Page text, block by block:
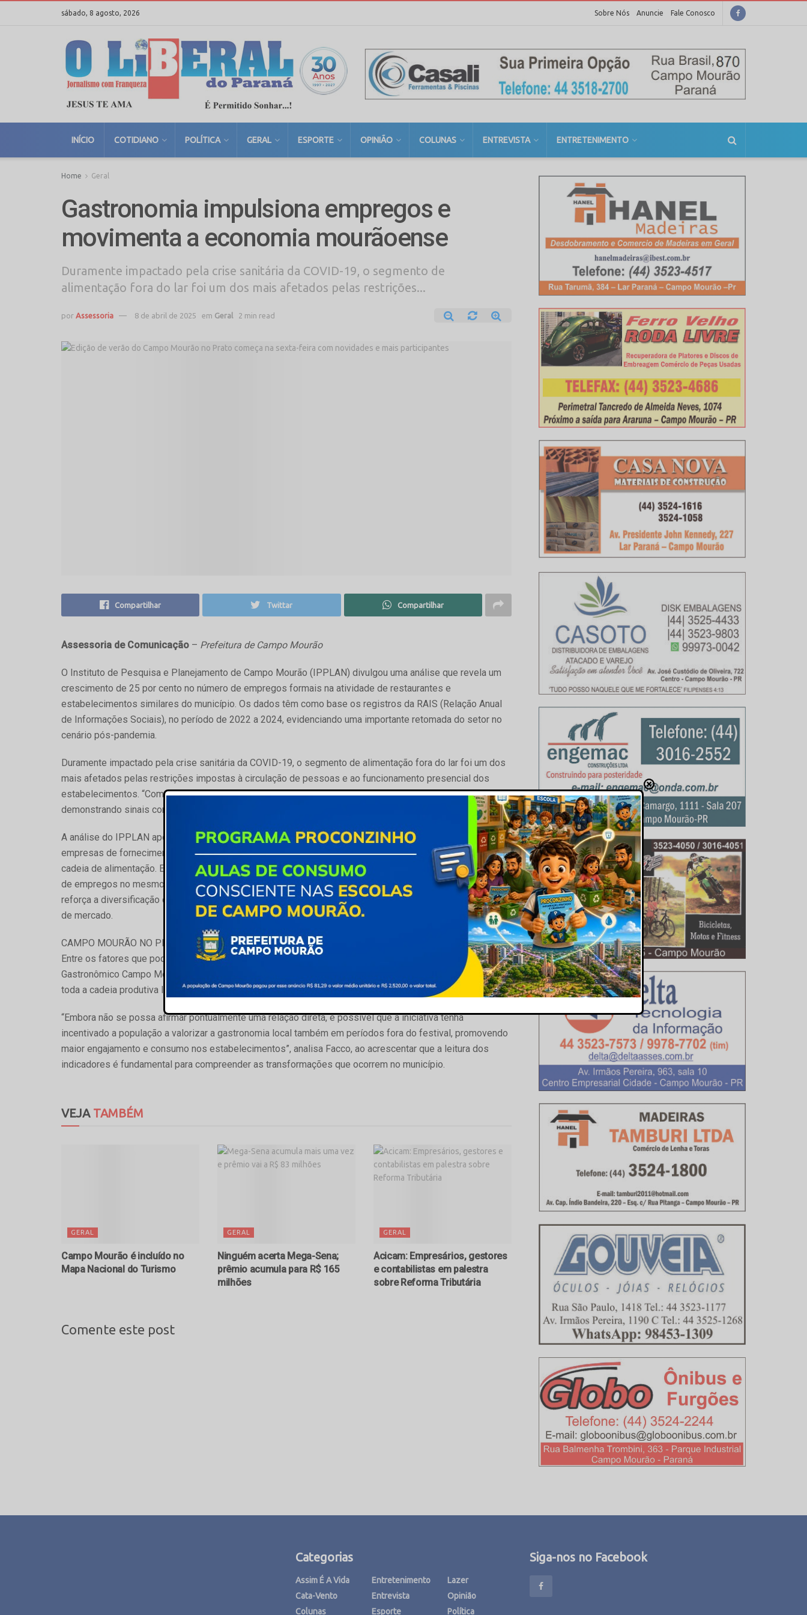
sábado, 8 agosto, 2026 Sobre Nós Anuncie Fale Conosco
INÍCIO COTIDIANO POLÍTICA GERAL ESPORTE OPINIÃO COLUNAS ENTREVISTA ENTRETENIMENTO
Home Geral
Gastronomia impulsiona empregos e
movimenta a economia mourãoense
Duramente impactado pela crise sanitária da COVID-19, o segmento de
alimentação fora do lar foi um dos mais afetados pelas restrições...
por Assessoria 8 de abril de 2025 em Geral 2 min read
Compartilhar Twittar Compartilhar
Assessoria de Comunicação – Prefeitura de Campo Mourão
O Instituto de Pesquisa e Planejamento de Campo Mourão (IPPLAN) divulgou uma análise que revela um
crescimento de 25 por cento no número de empregos formais na atividade de restaurantes e
estabelecimentos similares do município. Os dados têm como base os registros da RAIS (Relação Anual
de Informações Sociais), no período de 2022 a 2024, evidenciando uma importante retomada do setor no
cenário pós-pandemia.
Duramente impactado pela crise sanitária da COVID-19, o segmento de alimentação fora do lar foi um dos
mais afetados pelas restrições impostas à circulação de pessoas e ao funcionamento presencial dos
estabelecimentos. “Com o retorno gradual da normalidade e a revalorização do convívio social, o setor vem
demonstrando sinais consistentes de recuperação”, ressalta o presidente do IPPLAN, Carlos Facco.
A análise do IPPLAN aponta ainda um dado relevante na subclasse CNAE 5620-1/01, que corresponde às
empresas de fornecimento de alimentos preparados para empresas – um nicho estratégico dentro da
cadeia de alimentação. Essa subclasse registrou um crescimento expressivo de 150 por cento no número
de empregos no mesmo período, passando de 16 em 2022 para 40 postos de trabalho em 2024. O dado
reforça a diversificação das formas de atuação do setor de gastronomia, ampliando suas possibilidades
de mercado.
CAMPO MOURÃO NO PRATO
Entre os fatores que podem ter contribuído para o fortalecimento da gastronomia local está o Festival
Gastronômico Campo Mourão no Prato, realizado duas vezes por ano após a pandemia, e que movimenta
toda a cadeia produtiva local.
“Embora não se possa afirmar pontualmente uma relação direta, é possível que a iniciativa tenha
incentivado a população a valorizar a gastronomia local também em períodos fora do festival, promovendo
maior engajamento e consumo nos estabelecimentos”, analisa Facco, ao acrescentar que a leitura dos
indicadores é fundamental para compreender as transformações que ocorrem no município.
VEJATAMBÉM
GERAL
Campo Mourão é incluído no
Mapa Nacional do Turismo
GERAL
Ninguém acerta Mega-Sena;
prêmio acumula para R$ 165
milhões
GERAL
Acicam: Empresários, gestores
e contabilistas em palestra
sobre Reforma Tributária
Comente este post
Categorias
Assim É A Vida
Cata-Vento
Colunas
Entretenimento
Entrevista
Esporte
Lazer
Opinião
Política
Siga-nos no Facebook